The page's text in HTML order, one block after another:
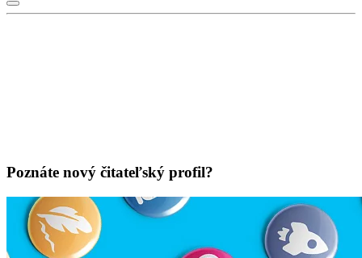
Poznáte nový čitateľský profil?